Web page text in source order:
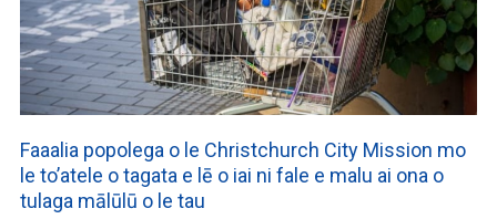
Faaalia popolega o le Christchurch City Mission mo
le to’atele o tagata e lē o iai ni fale e malu ai ona o
tulaga mālūlū o le tau